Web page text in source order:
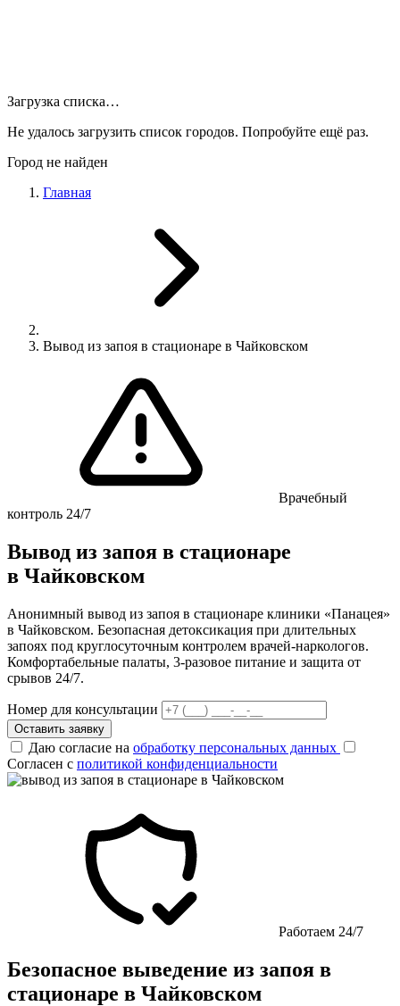
Загрузка списка…
Не удалось загрузить список городов. Попробуйте ещё раз.
Город не найден
Главная
Вывод из запоя в стационаре в Чайковском
Врачебный
контроль 24/7
Вывод из запоя в стационаре
в Чайковском
Анонимный вывод из запоя в стационаре клиники «Панацея»
в Чайковском. Безопасная детоксикация при длительных
запоях под круглосуточным контролем врачей-наркологов.
Комфортабельные палаты, 3-разовое питание и защита от
срывов 24/7.
Номер для консультации
Оставить заявку
Даю согласие на обработку персональных данных
Согласен с политикой конфиденциальности
Работаем 24/7
Безопасное выведение из запоя в
стационаре в Чайковском